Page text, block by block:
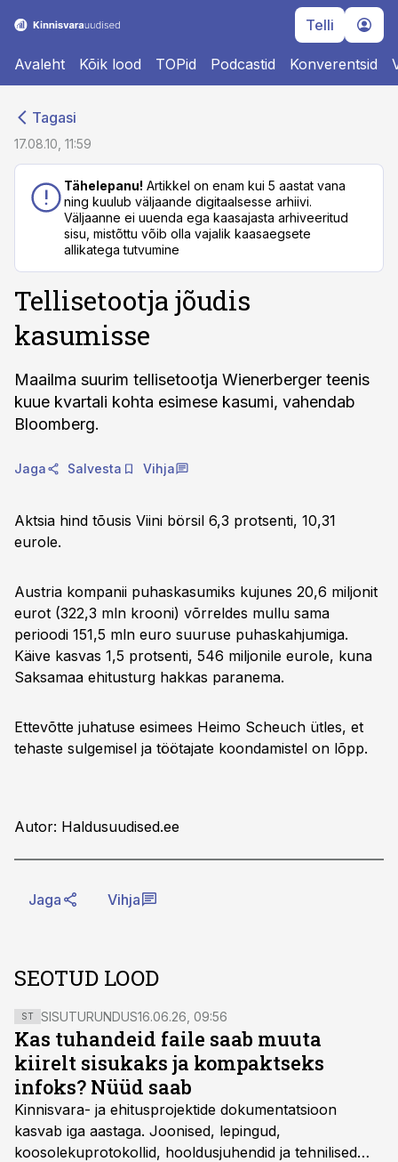
Telli
Avaleht Kõik lood TOPid Podcastid Konverentsid
Tagasi
17.08.10, 11:59
Tähelepanu! Artikkel on enam kui 5 aastat vana
ning kuulub väljaande digitaalsesse arhiivi.
Väljaanne ei uuenda ega kaasajasta arhiveeritud
sisu, mistõttu võib olla vajalik kaasaegsete
allikatega tutvumine
Tellisetootja jõudis
kasumisse
Maailma suurim tellisetootja Wienerberger teenis
kuue kvartali kohta esimese kasumi, vahendab
Bloomberg.
Jaga Salvesta Vihja
Aktsia hind tõusis Viini börsil 6,3 protsenti, 10,31
eurole.
Austria kompanii puhaskasumiks kujunes 20,6 miljonit
eurot (322,3 mln krooni) võrreldes mullu sama
perioodi 151,5 mln euro suuruse puhaskahjumiga.
Käive kasvas 1,5 protsenti, 546 miljonile eurole, kuna
Saksamaa ehitusturg hakkas paranema.
Ettevõtte juhatuse esimees Heimo Scheuch ütles, et
tehaste sulgemisel ja töötajate koondamistel on lõpp.
Autor: Haldusuudised.ee
Jaga Vihja
SEOTUD LOOD
ST SISUTURUNDUS16.06.26, 09:56
Kas tuhandeid faile saab muuta
kiirelt sisukaks ja kompaktseks
infoks? Nüüd saab
Kinnisvara- ja ehitusprojektide dokumentatsioon
kasvab iga aastaga. Joonised, lepingud,
koosolekuprotokollid, hooldusjuhendid ja tehnilised